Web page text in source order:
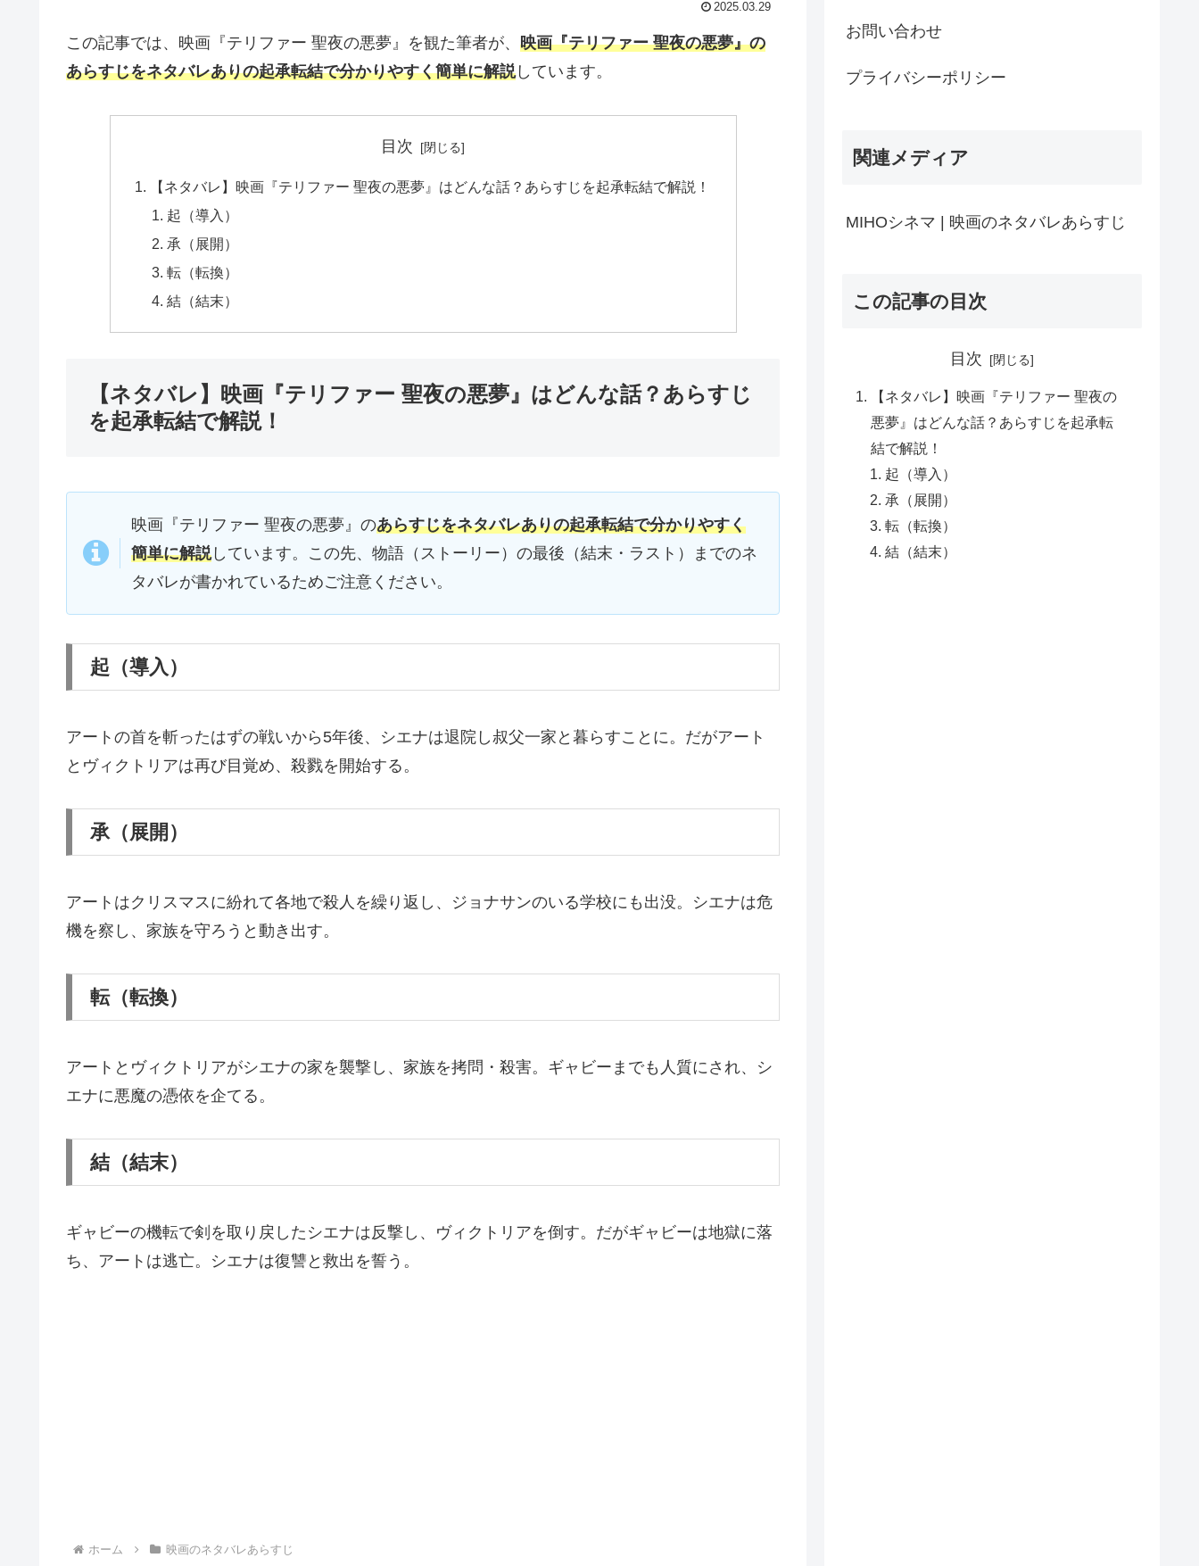
2025.03.29
この記事では、映画『テリファー 聖夜の悪夢』を観た筆者が、 映画『テリファー 聖夜の悪夢』の
あらすじをネタバレありの起承転結で分かりやすく簡単に解説しています。
目次
【ネタバレ】映画『テリファー 聖夜の悪夢』はどんな話？あらすじを起承転結で解説！
起（導入）
承（展開）
転（転換）
結（結末）
【ネタバレ】映画『テリファー 聖夜の悪夢』はどんな話？あらすじ
を起承転結で解説！
映画『テリファー 聖夜の悪夢』のあらすじをネタバレありの起承転結で分かりやすく
簡単に解説しています。この先、物語（ストーリー）の最後（結末・ラスト）までのネ
タバレが書かれているためご注意ください。
起（導入）
アートの首を斬ったはずの戦いから5年後、シエナは退院し叔父一家と暮らすことに。だがアート
とヴィクトリアは再び目覚め、殺戮を開始する。
承（展開）
アートはクリスマスに紛れて各地で殺人を繰り返し、ジョナサンのいる学校にも出没。シエナは危
機を察し、家族を守ろうと動き出す。
転（転換）
アートとヴィクトリアがシエナの家を襲撃し、家族を拷問・殺害。ギャビーまでも人質にされ、シ
エナに悪魔の憑依を企てる。
結（結末）
ギャビーの機転で剣を取り戻したシエナは反撃し、ヴィクトリアを倒す。だがギャビーは地獄に落
ち、アートは逃亡。シエナは復讐と救出を誓う。
ホーム 映画のネタバレあらすじ
お問い合わせ
プライバシーポリシー
関連メディア
MIHOシネマ | 映画のネタバレあらすじ
この記事の目次
目次
【ネタバレ】映画『テリファー 聖夜の
悪夢』はどんな話？あらすじを起承転
結で解説！
起（導入）
承（展開）
転（転換）
結（結末）